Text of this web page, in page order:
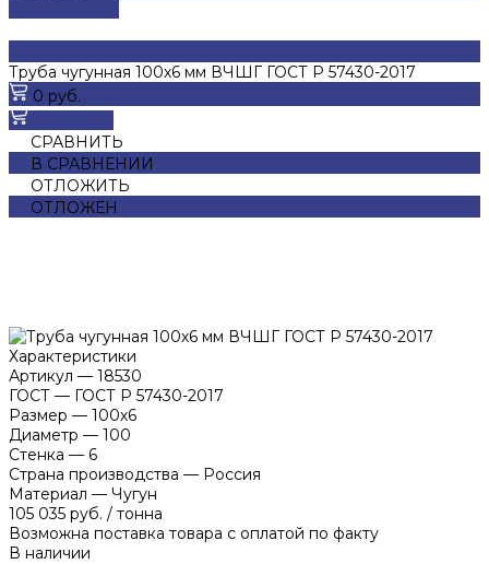
Труба чугунная 100х6 мм ВЧШГ ГОСТ Р 57430-2017
0 руб.
СРАВНИТЬ
В СРАВНЕНИИ
ОТЛОЖИТЬ
ОТЛОЖЕН
Характеристики
Артикул — 18530
ГОСТ — ГОСТ Р 57430-2017
Размер — 100х6
Диаметр — 100
Стенка — 6
Страна производства — Россия
Материал — Чугун
105 035 руб. / тонна
Возможна поставка товара с оплатой по факту
В наличии